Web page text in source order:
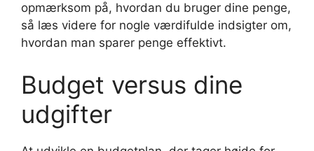
opmærksom på, hvordan du bruger dine penge,
så læs videre for nogle værdifulde indsigter om,
hvordan man sparer penge effektivt.
Budget versus dine
udgifter